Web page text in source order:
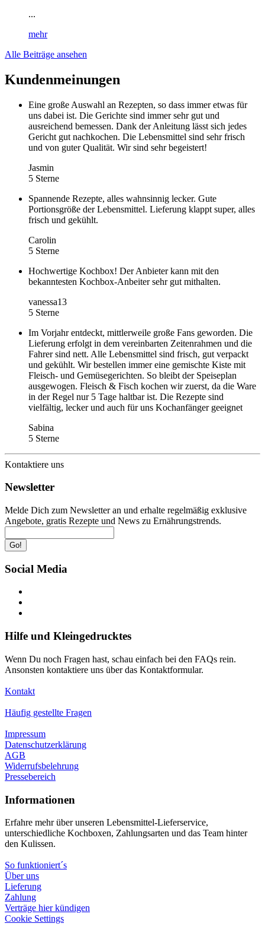
...
mehr
Alle Beiträge ansehen
Kundenmeinungen
Eine große Auswahl an Rezepten, so dass immer etwas für
uns dabei ist. Die Gerichte sind immer sehr gut und
ausreichend bemessen. Dank der Anleitung lässt sich jedes
Gericht gut nachkochen. Die Lebensmittel sind sehr frisch
und von guter Qualität. Wir sind sehr begeistert!
Jasmin
5 Sterne
Spannende Rezepte, alles wahnsinnig lecker. Gute
Portionsgröße der Lebensmittel. Lieferung klappt super, alles
frisch und gekühlt.
Carolin
5 Sterne
Hochwertige Kochbox! Der Anbieter kann mit den
bekanntesten Kochbox-Anbeiter sehr gut mithalten.
vanessa13
5 Sterne
Im Vorjahr entdeckt, mittlerweile große Fans geworden. Die
Lieferung erfolgt in dem vereinbarten Zeitenrahmen und die
Fahrer sind nett. Alle Lebensmittel sind frisch, gut verpackt
und gekühlt. Wir bestellen immer eine gemischte Kiste mit
Fleisch- und Gemüsegerichten. So bleibt der Speiseplan
ausgewogen. Fleisch & Fisch kochen wir zuerst, da die Ware
in der Regel nur 5 Tage haltbar ist. Die Rezepte sind
vielfältig, lecker und auch für uns Kochanfänger geeignet
Sabina
5 Sterne
Kontaktiere uns
Newsletter
Melde Dich zum Newsletter an und erhalte regelmäßig exklusive
Angebote, gratis Rezepte und News zu Ernährungstrends.
Go!
Social Media
Hilfe und Kleingedrucktes
Wenn Du noch Fragen hast, schau einfach bei den FAQs rein.
Ansonsten kontaktiere uns über das Kontaktformular.
Kontakt
Häufig gestellte Fragen
Impressum
Datenschutzerklärung
AGB
Widerrufsbelehrung
Pressebereich
Informationen
Erfahre mehr über unseren Lebensmittel-Lieferservice,
unterschiedliche Kochboxen, Zahlungsarten und das Team hinter
den Kulissen.
So funktioniert´s
Über uns
Lieferung
Zahlung
Verträge hier kündigen
Cookie Settings